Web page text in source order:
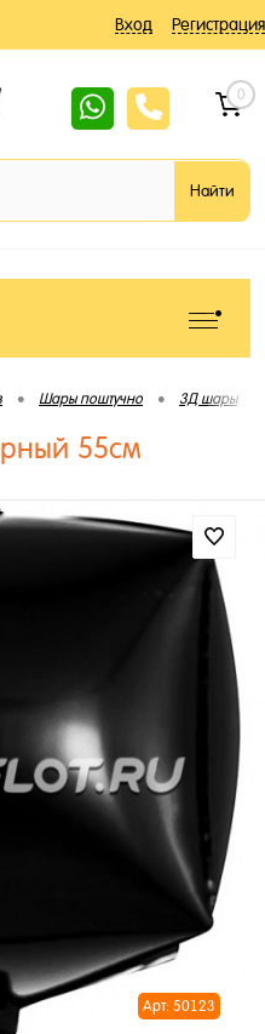
Вход Регистрация
0
• Шары поштучно • 3Д шары
55см
Арт: 50123